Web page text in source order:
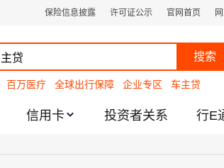
保险信息披露 许可证公示 官网首页
搜索
百万医疗 全球出行保障 企业专区 车主贷
信用卡 投资者关系 行E